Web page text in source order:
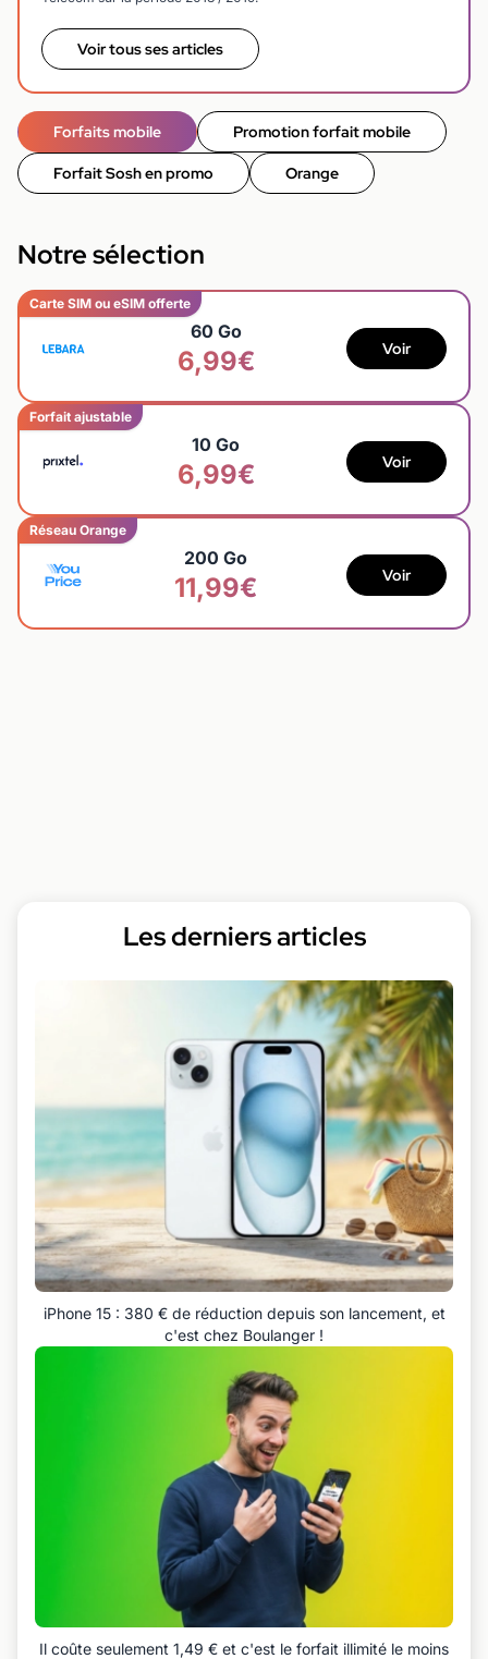
Voir tous ses articles
Forfaits mobile Promotion forfait mobile
Forfait Sosh en promo Orange
Notre sélection
Carte SIM ou eSIM offerte
60 Go
6,99€ Voir
Forfait ajustable
10 Go
6,99€ Voir
Réseau Orange
200 Go
11,99€ Voir
Les derniers articles
iPhone 15 : 380 € de réduction depuis son lancement, et
c'est chez Boulanger !
Il coûte seulement 1,49 € et c'est le forfait illimité le moins